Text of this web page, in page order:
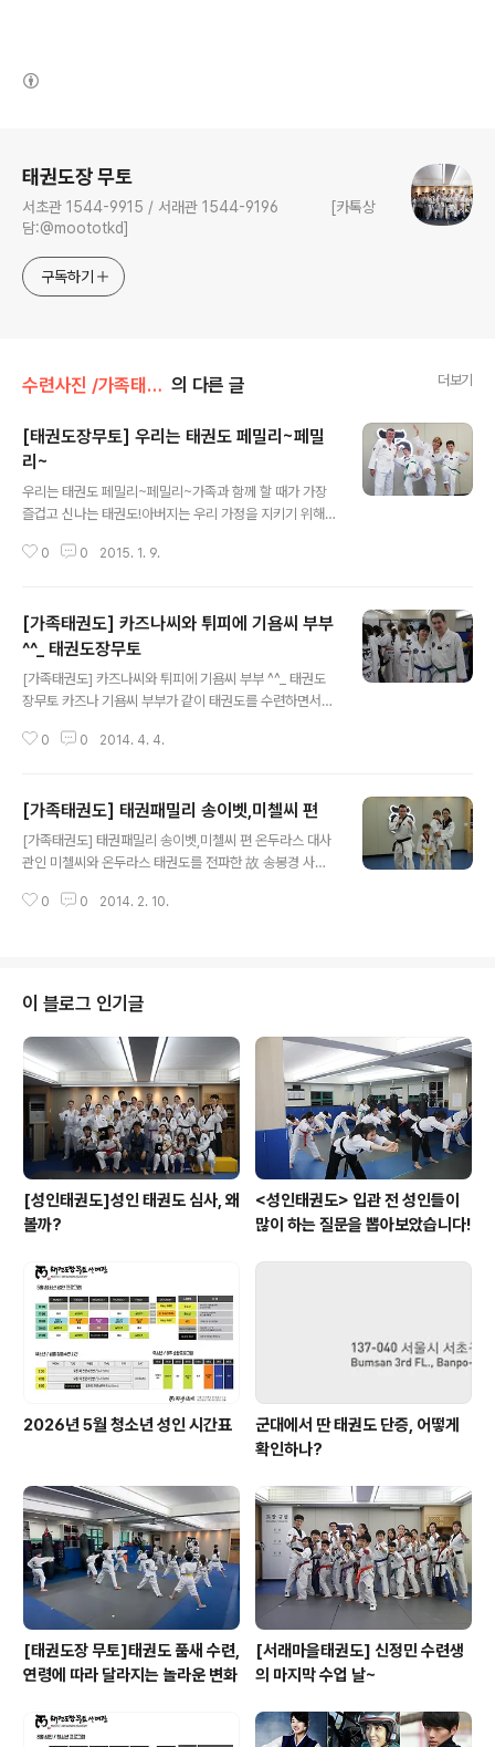
태권도장 무토
서초관 1544-9915 / 서래관 1544-9196 [카톡상
담:@moototkd]
구독하기
수련사진 /가족태권도 의 다른 글 더보기
[태권도장무토] 우리는 태권도 페밀리~페밀
리~
우리는 태권도 페밀리~페밀리~가족과 함께 할 때가 가장
즐겁고 신나는 태권도!아버지는 우리 가정을 지키기 위해,
아가선 부모님을 지켜드리기 위해 운동은 꼭 필요합니다.
0 0 2015. 1. 9.
[가족태권도] 카즈나씨와 튀피에 기욤씨 부부
^^_ 태권도장무토
[가족태권도] 카즈나씨와 튀피에 기욤씨 부부 ^^_ 태권도
장무토 카즈나 기욤씨 부부가 같이 태권도를 수련하면서
부가 수련하기에 태권도만한 운동이 있을까요? 태권도눈
요^^
0 0 2014. 4. 4.
[가족태권도] 태권패밀리 송이벳,미첼씨 편
[가족태권도] 태권패밀리 송이벳,미첼씨 편 온두라스 대사
관인 미첼씨와 온두라스 태권도를 전파한 故 송봉경 사범
인 3단 미첼씨 그리고 병아리 같은 미첼과 다니엘 미첼씨
족이 도복입은 모습 너무나 부럽네요^^
0 0 2014. 2. 10.
이 블로그 인기글
[성인태권도]성인 태권도 심사, 왜
볼까?
<성인태권도> 입관 전 성인들이
많이 하는 질문을 뽑아보았습니다!
2026년 5월 청소년 성인 시간표
군대에서 딴 태권도 단증, 어떻게
확인하나?
[태권도장 무토]태권도 품새 수련,
연령에 따라 달라지는 놀라운 변화
[서래마을태권도] 신정민 수련생
의 마지막 수업 날~